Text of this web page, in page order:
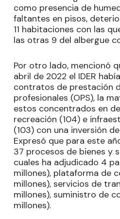
como presencia de
faltantes en pisos,
11 habitaciones con las
las otras 9 del albergue
Por otro lado, mencionó
abril de 2022 el IDER
contratos de prestación
profesionales (OPS), la
estos concentrados en
recreación (104) e
(103) con una inversión
Expresó que para este
37 procesos de bienes y
cuales ha adjudicado 4
millones), plataforma de
millones), servicios de
millones), suministro de
millones).